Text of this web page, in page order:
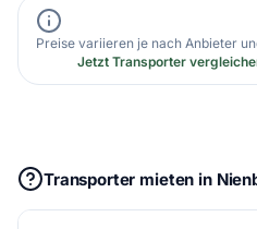
Preise variieren je nach Anbieter
Jetzt Transporter
Transporter mieten in